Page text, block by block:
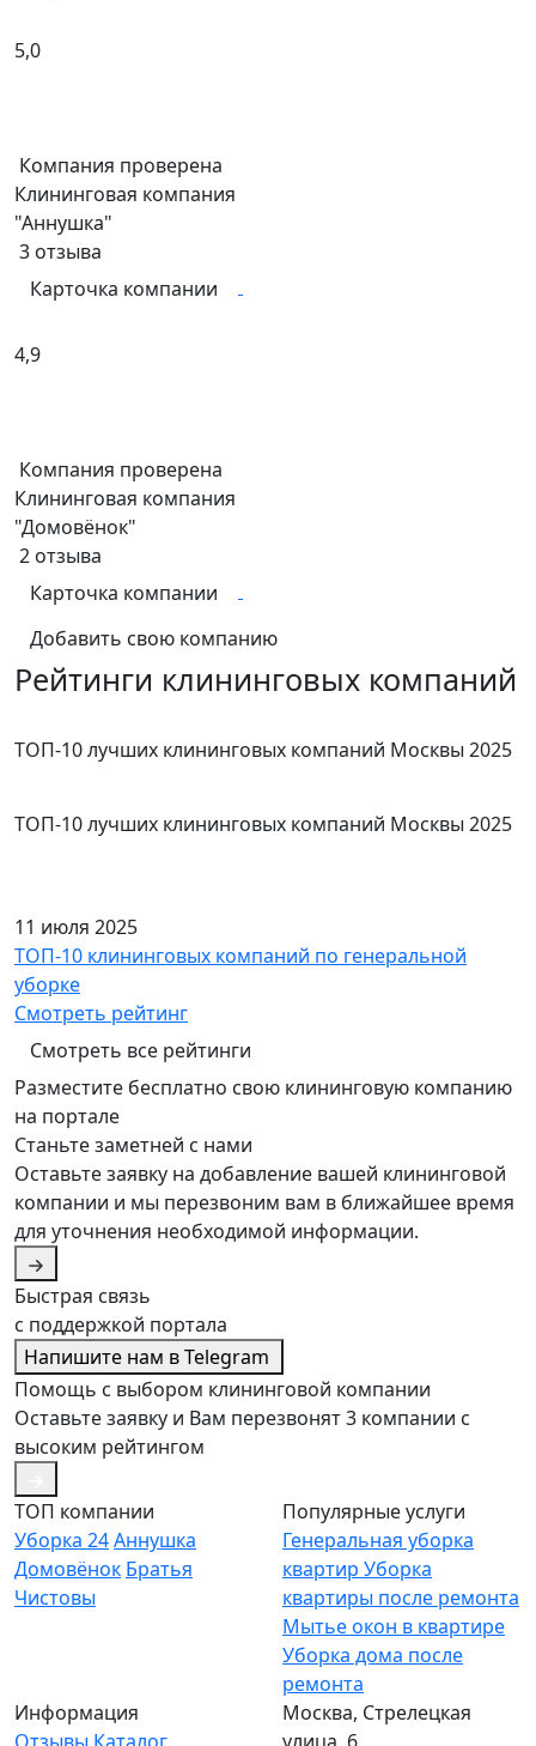
5,0
Компания проверена
Клининговая компания
"Аннушка"
3 отзыва
Карточка компании
4,9
Компания проверена
Клининговая компания
"Домовёнок"
2 отзыва
Карточка компании
Добавить свою компанию
Рейтинги клининговых компаний
ТОП-10 лучших клининговых компаний Москвы 2025
ТОП-10 лучших клининговых компаний Москвы 2025
11 июля 2025
ТОП-10 клининговых компаний по генеральной
уборке
Смотреть рейтинг
Смотреть все рейтинги
Разместите бесплатно свою клининговую компанию
на портале
Станьте заметней с нами
Оставьте заявку на добавление вашей клининговой
компании и мы перезвоним вам в ближайшее время
для уточнения необходимой информации.
Быстрая связь
с поддержкой портала
Напишите нам в Telegram
Помощь с выбором клининговой компании
Оставьте заявку и Вам перезвонят 3 компании с
высоким рейтингом
ТОП компании
Уборка 24Аннушка
Домовёнок Братья
Чистовы
Популярные услуги
Генеральная уборка
квартир Уборка
квартиры после ремонта
Мытье окон в квартире
Уборка дома после
ремонта
Информация
Москва, Стрелецкая